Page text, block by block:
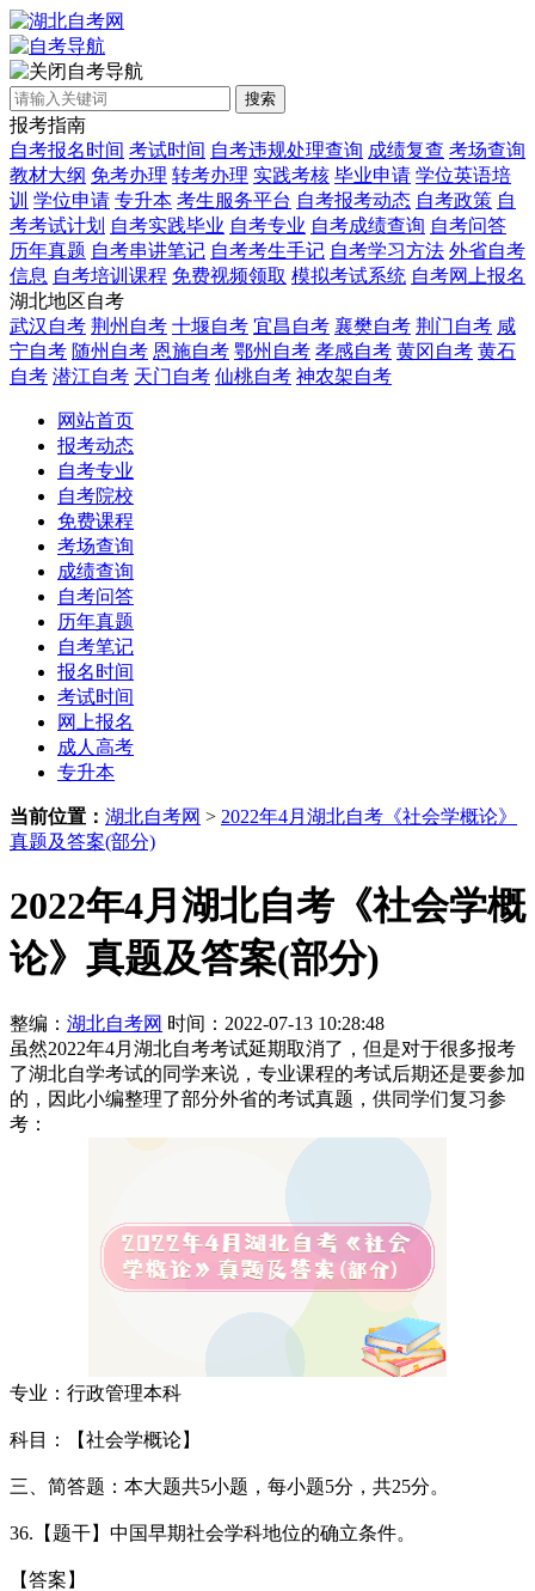
自考导航
搜索
报考指南
自考报名时间 考试时间 自考违规处理查询 成绩复查 考场查询
教材大纲 免考办理 转考办理 实践考核 毕业申请 学位英语培
训 学位申请 专升本 考生服务平台 自考报考动态 自考政策 自
考考试计划 自考实践毕业 自考专业 自考成绩查询 自考问答
历年真题 自考串讲笔记 自考考生手记 自考学习方法 外省自考
信息 自考培训课程 免费视频领取 模拟考试系统 自考网上报名
湖北地区自考
武汉自考 荆州自考 十堰自考 宜昌自考 襄樊自考 荆门自考 咸
宁自考 随州自考 恩施自考 鄂州自考 孝感自考 黄冈自考 黄石
自考 潜江自考 天门自考 仙桃自考 神农架自考
网站首页
报考动态
自考专业
自考院校
免费课程
考场查询
成绩查询
自考问答
历年真题
自考笔记
报名时间
考试时间
网上报名
成人高考
专升本
当前位置： 湖北自考网 > 2022年4月湖北自考《社会学概论》
真题及答案(部分)
2022年4月湖北自考《社会学概
论》真题及答案(部分)
整编： 湖北自考网 时间：2022-07-13 10:28:48
虽然2022年4月湖北自考考试延期取消了，但是对于很多报考
了湖北自学考试的同学来说，专业课程的考试后期还是要参加
的，因此小编整理了部分外省的考试真题，供同学们复习参
考：
专业：行政管理本科
科目：【社会学概论】
三、简答题：本大题共5小题，每小题5分，共25分。
36.【题干】中国早期社会学科地位的确立条件。
【答案】